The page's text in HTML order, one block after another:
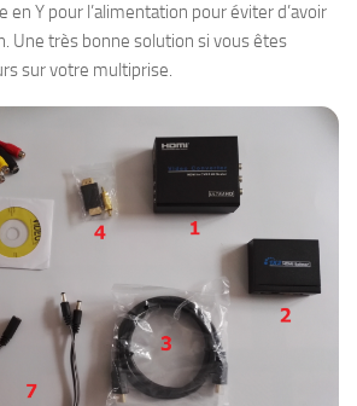
en Y pour l’alimentation pour éviter d’avoir
Une très bonne solution si vous êtes
sur votre multiprise.